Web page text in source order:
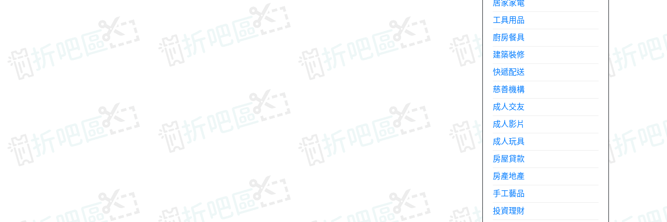
居家家電
工具用品
廚房餐具
建築裝修
快遞配送
慈善機構
成人交友
成人影片
成人玩具
房屋貸款
房產地產
手工藝品
投資理財